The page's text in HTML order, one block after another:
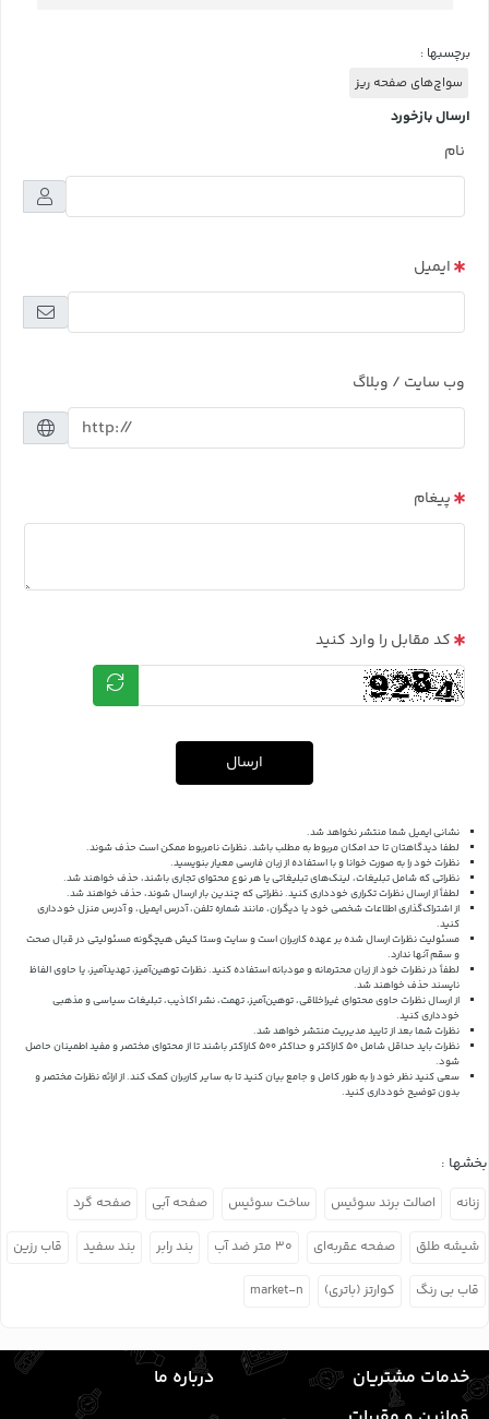
برچسبها :
سواچ‌های صفحه ریز
ارسال بازخورد
نام
ایمیل
وب سایت / وبلاگ
پیغام
کد مقابل را وارد کنید
ارسال
نشانی ایمیل شما منتشر نخواهد شد.
لطفا دیدگاهتان تا حد امکان مربوط به مطلب باشد. نظرات نامربوط ممکن است حذف شوند.
نظرات خود را به صورت خوانا و با استفاده از زبان فارسی معیار بنویسید.
نظراتی که شامل تبلیغات، لینک‌های تبلیغاتی یا هر نوع محتوای تجاری باشند، حذف خواهند شد.
لطفاً از ارسال نظرات تکراری خودداری کنید. نظراتی که چندین بار ارسال شوند، حذف خواهند شد.
از اشتراک‌گذاری اطلاعات شخصی خود یا دیگران، مانند شماره تلفن، آدرس ایمیل، و آدرس منزل خودداری
کنید.
مسئولیت نظرات ارسال شده بر عهده کاربران است و سایت وستا کیش هیچگونه مسئولیتی در قبال صحت
و سقم آنها ندارد.
لطفاً در نظرات خود از زبان محترمانه و مودبانه استفاده کنید. نظرات توهین‌آمیز، تهدیدآمیز، یا حاوی الفاظ
ناپسند حذف خواهند شد.
از ارسال نظرات حاوی محتوای غیراخلاقی، توهین‌آمیز، تهمت، نشر اکاذیب، تبلیغات سیاسی و مذهبی
خودداری کنید.
نظرات شما بعد از تایید مدیریت منتشر خواهد شد.
نظرات باید حداقل شامل 50 کاراکتر و حداکثر 500 کاراکتر باشند تا از محتوای مختصر و مفید اطمینان حاصل
شود.
سعی کنید نظر خود را به طور کامل و جامع بیان کنید تا به سایر کاربران کمک کند.از ارائه نظرات مختصر و
بدون توضیح خودداری کنید.
بخشها :
زنانه اصالت برند سوئیس ساخت سوئیس صفحه آبی صفحه گرد
شیشه طلق صفحه عقربه‌ای ۳۰ متر ضد آب بند رابر بند سفید قاب رزین
قاب بی رنگ کوارتز (باتری) market-n
خدمات مشتریان
درباره ما